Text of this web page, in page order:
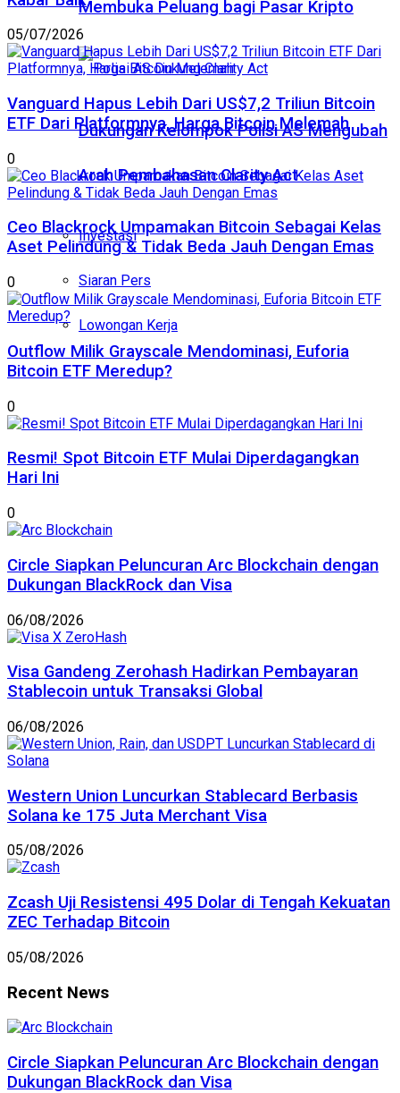
Membuka Peluang bagi Pasar Kripto
Dukungan Kelompok Polisi AS Mengubah
Arah Pembahasan Clarity Act
Investasi
Siaran Pers
Lowongan Kerja
05/07/2026
Vanguard Hapus Lebih Dari US$7,2 Triliun Bitcoin
ETF Dari Platformnya, Harga Bitcoin Melemah
0
Ceo Blackrock Umpamakan Bitcoin Sebagai Kelas
Aset Pelindung & Tidak Beda Jauh Dengan Emas
0
Outflow Milik Grayscale Mendominasi, Euforia
Bitcoin ETF Meredup?
0
Resmi! Spot Bitcoin ETF Mulai Diperdagangkan
Hari Ini
0
Circle Siapkan Peluncuran Arc Blockchain dengan
Dukungan BlackRock dan Visa
06/08/2026
Visa Gandeng Zerohash Hadirkan Pembayaran
Stablecoin untuk Transaksi Global
06/08/2026
Western Union Luncurkan Stablecard Berbasis
Solana ke 175 Juta Merchant Visa
05/08/2026
Zcash Uji Resistensi 495 Dolar di Tengah Kekuatan
ZEC Terhadap Bitcoin
05/08/2026
Recent News
Circle Siapkan Peluncuran Arc Blockchain dengan
Dukungan BlackRock dan Visa